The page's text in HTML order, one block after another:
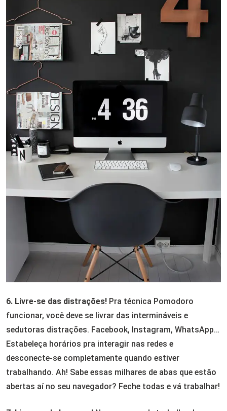
6. Livre-se das distrações! Pra técnica Pomodoro
funcionar, você deve se livrar das intermináveis e
sedutoras distrações. Facebook, Instagram, WhatsApp…
Estabeleça horários pra interagir nas redes e
desconecte-se completamente quando estiver
trabalhando. Ah! Sabe essas milhares de abas que estão
abertas aí no seu navegador? Feche todas e vá trabalhar!